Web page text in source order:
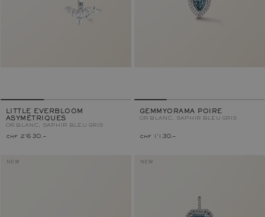
LITTLE EVERBLOOM
ASYMÉTRIQUES
OR BLANC, SAPHIR BLEU GRIS
chf 2'630.–
GEMMYORAMA POIRE
OR BLANC, SAPHIR BLEU GRIS
chf 1'130.–
NEW NEW